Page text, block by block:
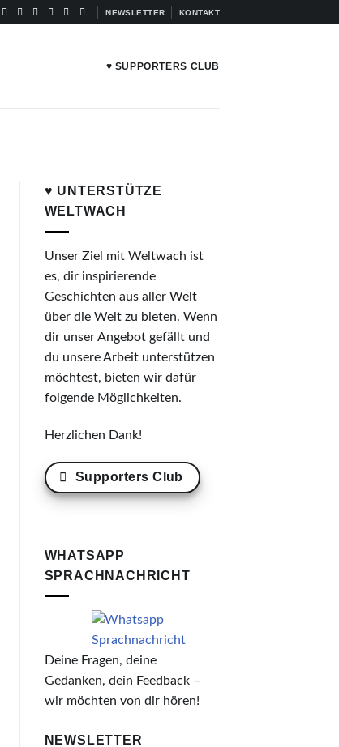
NEWSLETTER KONTAKT
♥ SUPPORTERS CLUB
♥ UNTERSTÜTZE
WELTWACH
Unser Ziel mit Weltwach ist
es, dir inspirierende
Geschichten aus aller Welt
über die Welt zu bieten. Wenn
dir unser Angebot gefällt und
du unsere Arbeit unterstützen
möchtest, bieten wir dafür
folgende Möglichkeiten.
Herzlichen Dank!
Supporters Club
WHATSAPP
SPRACHNACHRICHT
Deine Fragen, deine
Gedanken, dein Feedback –
wir möchten von dir hören!
NEWSLETTER